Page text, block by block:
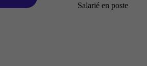
Salarié en poste